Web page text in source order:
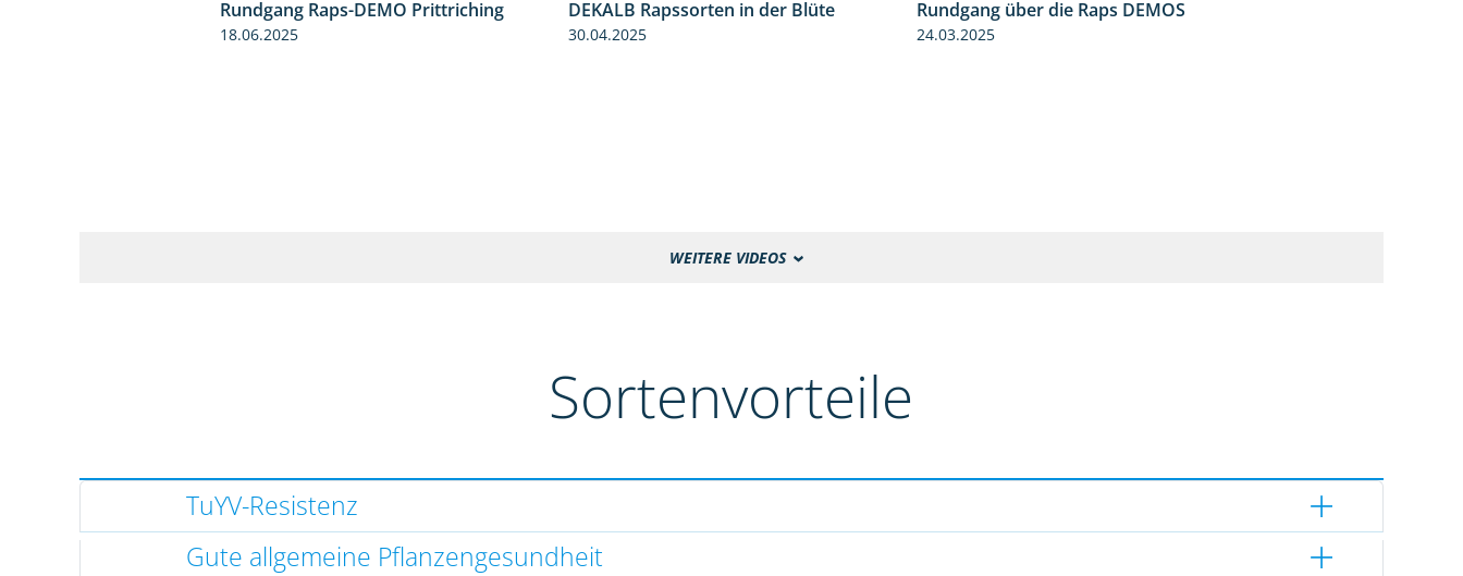
5:34
Rundgang Raps-DEMO Prittriching
18.06.2025
DEKALB Rapssorten in der Blüte
30.04.2025
Rundgang über die Raps DEMOS
24.03.2025
WEITERE VIDEOS
Sortenvorteile
TuYV-Resistenz
Gute allgemeine Pflanzengesundheit